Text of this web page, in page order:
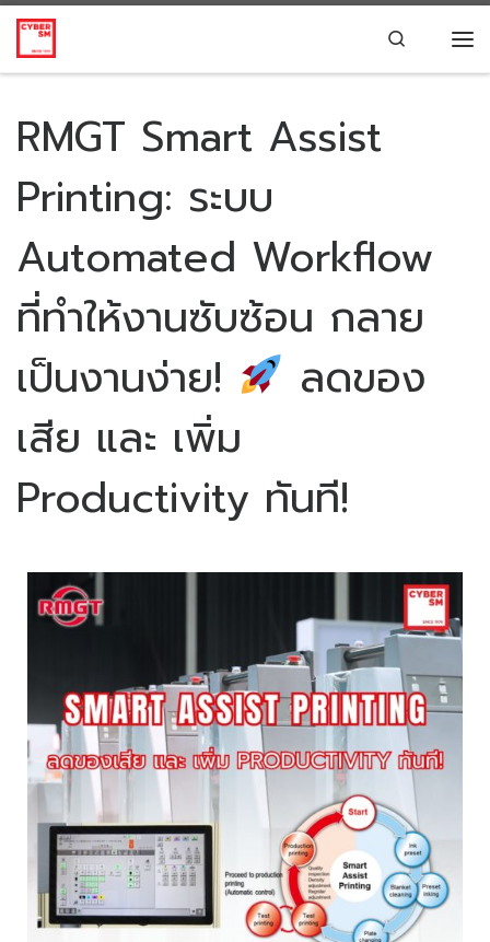
Skip to content Search
RMGT Smart Assist
Printing: ระบบ
Automated Workflow
ที่ทำให้งานซับซ้อน กลาย
เป็นงานง่าย!
ลดของ
เสีย และ เพิ่ม
Productivity ทันที!